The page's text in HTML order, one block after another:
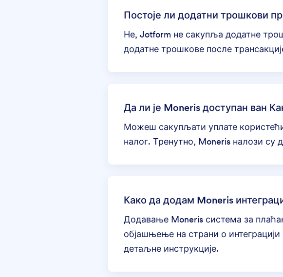
Постоје ли додатни трошкови
Не, Jotform не сакупља додатне
додатне трошкове после
Да ли је Moneris доступан ван
Можеш сакупљати уплате
налог. Тренутно, Moneris налози су
Како да додам Moneris
Додавање Moneris система за
објашњење на страни о
детаљне инструкције.